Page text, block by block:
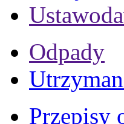
Odpady
Przepisy